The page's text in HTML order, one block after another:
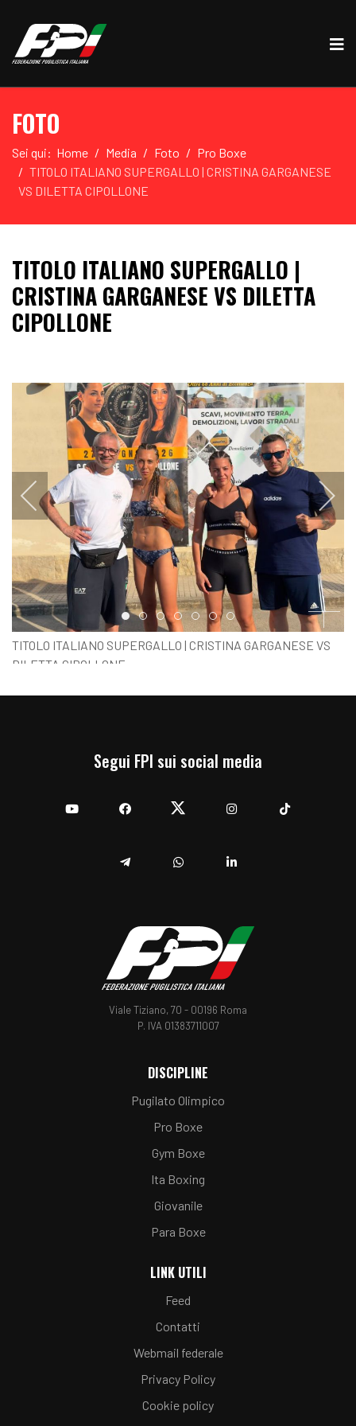
FOTO
Sei qui: Home Media Foto
Pro Boxe
TITOLO ITALIANO SUPERGALLO | CRISTINA GARGANESE
VS DILETTA CIPOLLONE
TITOLO ITALIANO SUPERGALLO |
CRISTINA GARGANESE VS DILETTA
CIPOLLONE
Item 0Item 1Item 2Item 3Item 4Item 5
Item 6
TITOLO ITALIANO SUPERGALLO | CRISTINA GARGANESE VS
DILETTA CIPOLLONE
PESO UFFICIALE
Segui FPI sui social media
Viale Tiziano, 70 - 00196 Roma
P. IVA 01383711007
DISCIPLINE
Pugilato Olimpico
Pro Boxe
Gym Boxe
Ita Boxing
Giovanile
Para Boxe
LINK UTILI
Feed
Contatti
Webmail federale
Privacy Policy
Cookie policy